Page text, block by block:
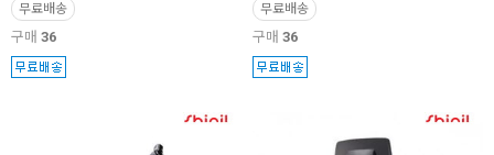
무료배송
구매 36
무료배송
구매 36